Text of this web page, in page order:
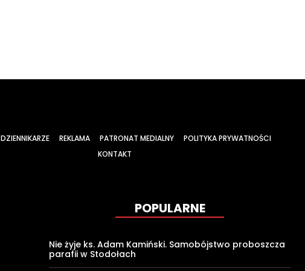
DZIENNIKARZE REKLAMA PATRONAT MEDIALNY
POLITYKA PRYWATNOŚCI
KONTAKT
POPULARNE
Nie żyje ks. Adam Kamiński. Samobójstwo proboszcza
parafii w Stodołach